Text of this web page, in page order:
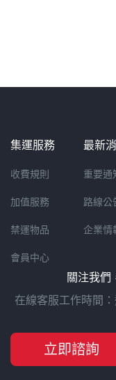
集運服務
收費規則
加值服務
禁運物品
會員中心
最新
重要通
路線公
企業情
關注我們
在線客服工作時間
立即諮詢